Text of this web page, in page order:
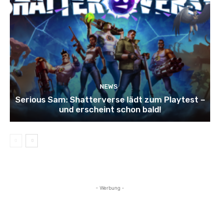
NEWS
Serious Sam: Shatterverse lädt zum Playtest –
und erscheint schon bald!
- Werbung -